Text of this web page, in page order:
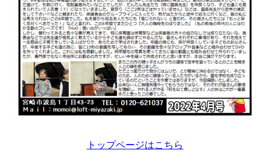
トップページはこちら